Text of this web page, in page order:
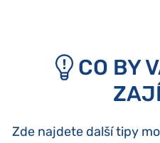
CO BY
Zde najdete další tipy